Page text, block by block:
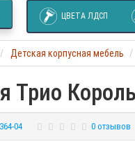
ЦВЕТА ЛДСП
Детская корпусная мебель
Трио
04 0 отзывов